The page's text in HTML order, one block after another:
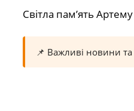
Світла пам’ять
📌 Важливі новини